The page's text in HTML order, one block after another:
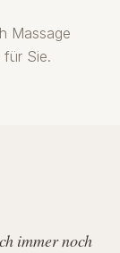
Massage
Sie.
immer noch